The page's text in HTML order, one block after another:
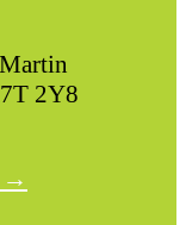
2Y8
→